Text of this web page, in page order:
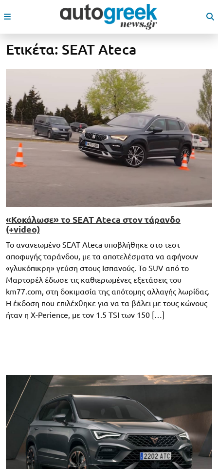
Ετικέτα: SEAT Ateca
«Κοκάλωσε» το SEAT Ateca στον τάρανδο
(+video)
Το ανανεωμένο SEAT Ateca υποβλήθηκε στο τεστ
αποφυγής ταράνδου, με τα αποτελέσματα να αφήνουν
«γλυκόπικρη» γεύση στους Ισπανούς. Το SUV από το
Μαρτορέλ έδωσε τις καθιερωμένες εξετάσεις του
km77.com, στη δοκιμασία της απότομης αλλαγής λωρίδας.
Η έκδοση που επιλέχθηκε για να τα βάλει με τους κώνους
ήταν η X-Perience, με τον 1.5 TSI των 150 […]